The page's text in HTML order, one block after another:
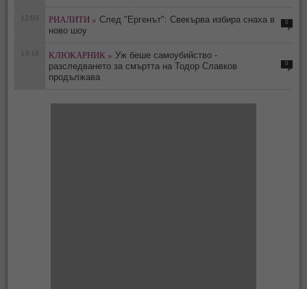
12:03 РИАЛИТИ » След "Ергенът": Свекърва избира снаха в
ново шоу
0
13:18 КЛЮКАРНИК » Уж беше самоубийство -
разследването за смъртта на Тодор Славков
продължава
0